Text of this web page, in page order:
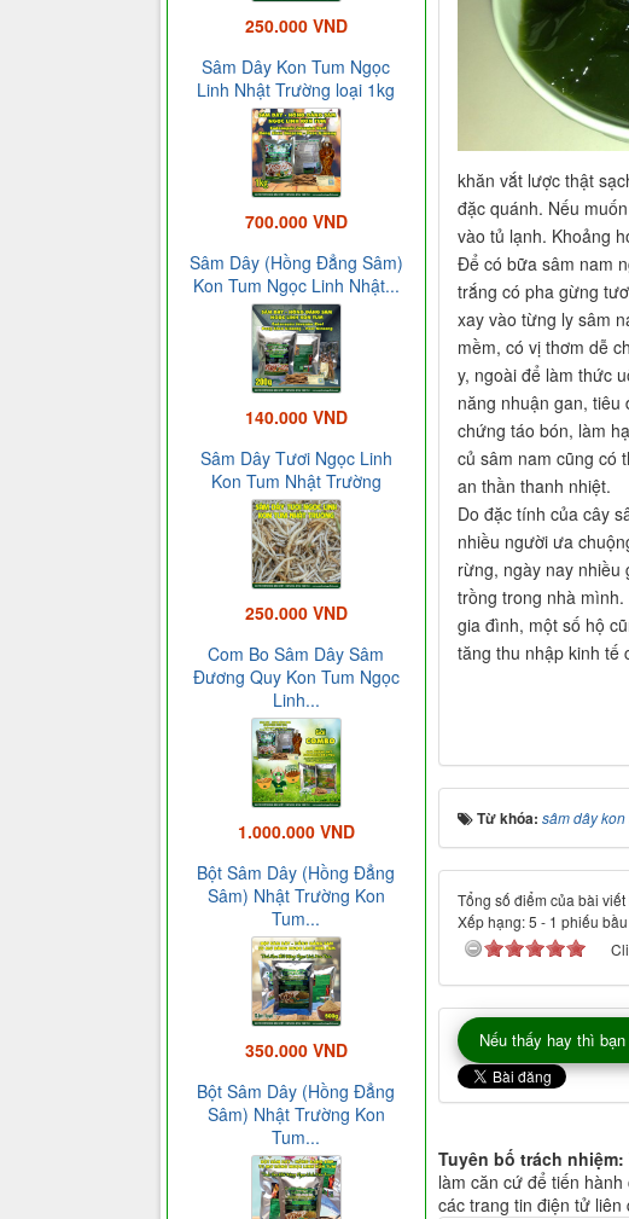
khăn vắt lược thật
đặc quánh. Nếu
vào tủ lạnh. Khoảng
Để có bữa sâm nam
trắng có pha gừng
xay vào từng ly sâm
mềm, có vị thơm dễ
y, ngoài để làm thức
năng nhuận gan, tiêu
chứng táo bón, làm
củ sâm nam cũng có
an thần thanh nhiệt.
Do đặc tính của cây
nhiều người ưa
rừng, ngày nay nhiều
trồng trong nhà
gia đình, một số hộ
tăng thu nhập kinh tế
Từ khóa: sâm dây kon
Tổng số điểm của bài
Xếp hạng:5 - 1 phiếu bầu
Nếu thấy hay thì
Tuyên bố trách nhiệm:
làm căn cứ để tiến
các trang tin điện tử
250.000 VND
Sâm Dây Kon Tum Ngọc
Linh Nhật Trường loại 1kg
700.000 VND
Sâm Dây (Hồng Đẳng Sâm)
Kon Tum Ngọc Linh Nhật...
140.000 VND
Sâm Dây Tươi Ngọc Linh
Kon Tum Nhật Trường
250.000 VND
Com Bo Sâm Dây Sâm
Đương Quy Kon Tum Ngọc
Linh...
1.000.000 VND
Bột Sâm Dây (Hồng Đẳng
Sâm) Nhật Trường Kon
Tum...
350.000 VND
Bột Sâm Dây (Hồng Đẳng
Sâm) Nhật Trường Kon
Tum...